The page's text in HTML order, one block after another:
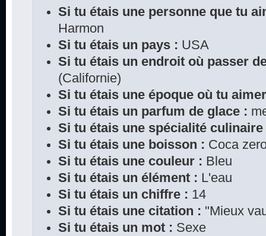
Si tu étais une personne que tu
Harmon
Si tu étais un pays : USA
Si tu étais un endroit où passer
(Californie)
Si tu étais une époque où tu
Si tu étais un parfum de glace :
Si tu étais une spécialité culinaire
Si tu étais une boisson : Coca
Si tu étais une couleur : Bleu
Si tu étais un élément : L'eau
Si tu étais un chiffre : 14
Si tu étais une citation : "Mieux
Si tu étais un mot : Sexe